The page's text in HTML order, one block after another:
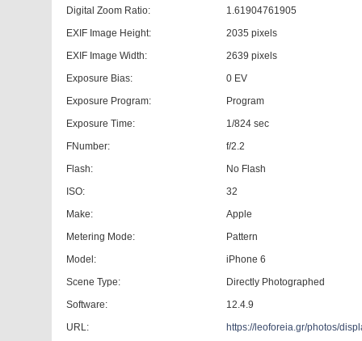
Digital Zoom Ratio:
1.61904761905
EXIF Image Height:
2035 pixels
EXIF Image Width:
2639 pixels
Exposure Bias:
0 EV
Exposure Program:
Program
Exposure Time:
1/824 sec
FNumber:
f/2.2
Flash:
No Flash
ISO:
32
Make:
Apple
Metering Mode:
Pattern
Model:
iPhone 6
Scene Type:
Directly Photographed
Software:
12.4.9
URL:
https://leoforeia.gr/photos/